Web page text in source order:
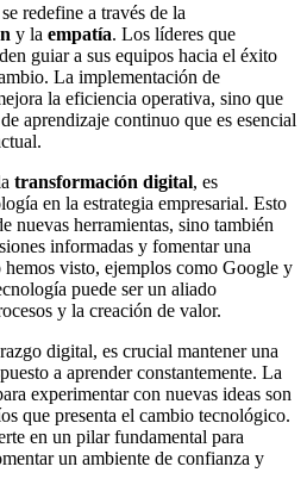
redefine a través de la
y la empatía. Los líderes que
guiar a sus equipos hacia el éxito
La implementación de
la eficiencia operativa, sino que
aprendizaje continuo que es esencial
transformación digital, es
en la estrategia empresarial. Esto
nuevas herramientas, sino también
informadas y fomentar una
visto, ejemplos como Google y
puede ser un aliado
y la creación de valor.
digital, es crucial mantener una
a aprender constantemente. La
experimentar con nuevas ideas son
que presenta el cambio tecnológico.
en un pilar fundamental para
un ambiente de confianza y